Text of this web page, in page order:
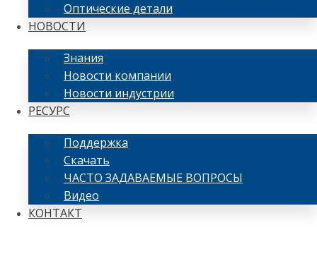
Оптические детали
НОВОСТИ
Знания
Новости компании
Новости индустрии
РЕСУРС
Поддержка
Скачать
ЧАСТО ЗАДАВАЕМЫЕ ВОПРОСЫ
Видео
КОНТАКТ